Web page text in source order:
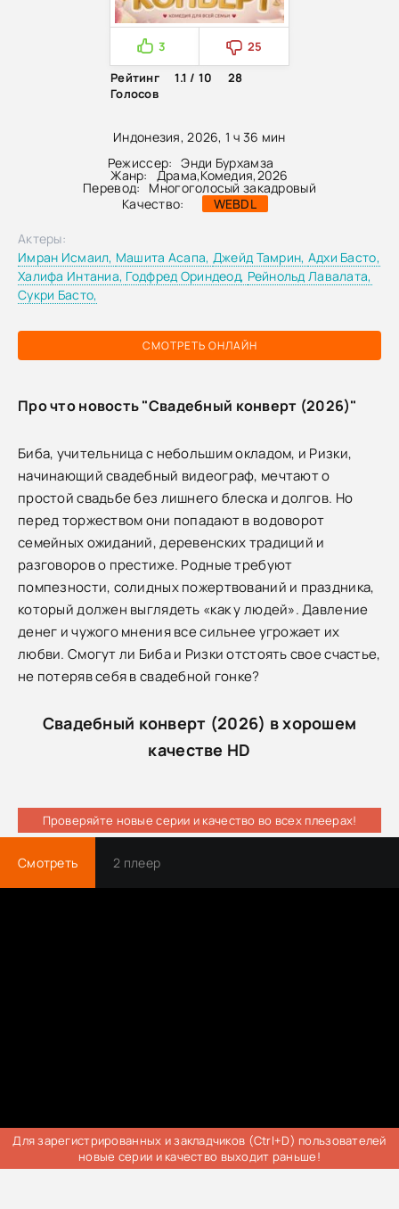
Индонезия, 2026, 1 ч 36 мин
Режиссер:
Энди Бурхамза
Жанр: Драма,Комедия,2026
Перевод:
Многоголосый закадровый
Качество:
WEBDL
3
25
Рейтинг
1.1 / 10
28
Голосов
СМОТРЕТЬ ОНЛАЙН
Актеры:
Имран Исмаил, Машита Асапа, Джейд Тамрин, Адхи Басто,
Халифа Интаниа, Годфред Ориндеод, Рейнольд Лавалата,
Сукри Басто,
Про что новость "Свадебный конверт (2026)"
Биба, учительница с небольшим окладом, и Ризки,
начинающий свадебный видеограф, мечтают о
простой свадьбе без лишнего блеска и долгов. Но
перед торжеством они попадают в водоворот
семейных ожиданий, деревенских традиций и
разговоров о престиже. Родные требуют
помпезности, солидных пожертвований и праздника,
который должен выглядеть «как у людей». Давление
денег и чужого мнения все сильнее угрожает их
любви. Смогут ли Биба и Ризки отстоять свое счастье,
не потеряв себя в свадебной гонке?
Свадебный конверт (2026) в хорошем
качестве HD
Проверяйте новые серии и качество во всех плеерах!
Смотреть 2 плеер
Для зарегистрированных и закладчиков (Ctrl+D) пользователей
новые серии и качество выходит раньше!